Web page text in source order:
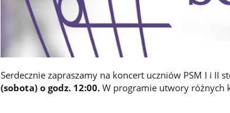
Serdecznie zapraszamy na koncert uczniów PSM I i II
(sobota) o godz. 12:00.W programie utwory różnych